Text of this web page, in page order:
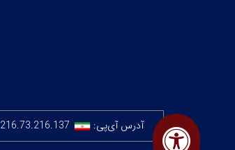
آدرس آی‌پی: 216.73.216.137